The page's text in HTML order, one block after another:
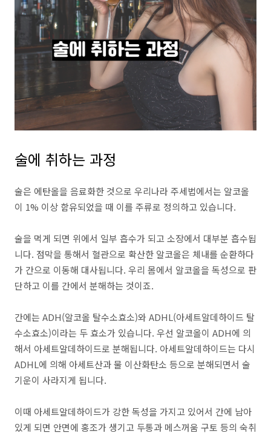
술에 취하는 과정
술은 에탄올을 음료화한 것으로 우리나라 주세법에서는 알코올
이 1% 이상 함유되었을 때 이를 주류로 정의하고 있습니다.
술을 먹게 되면 위에서 일부 흡수가 되고 소장에서 대부분 흡수됩
니다. 점막을 통해서 혈관으로 확산한 알코올은 체내를 순환하다
가 간으로 이동해 대사됩니다. 우리 몸에서 알코올을 독성으로 판
단하고 이를 간에서 분해하는 것이죠.
간에는 ADH(알코올 탈수소효소)와 ADHL(아세트알데하이드 탈
수소효소)이라는 두 효소가 있습니다. 우선 알코올이 ADH에 의
해서 아세트알데하이드로 분해됩니다. 아세트알데하이드는 다시
ADHL에 의해 아세트산과 물 이산화탄소 등으로 분해되면서 술
기운이 사라지게 됩니다.
이때 아세트알데하이드가 강한 독성을 가지고 있어서 간에 남아
있게 되면 안면에 홍조가 생기고 두통과 메스꺼움 구토 등의 숙취